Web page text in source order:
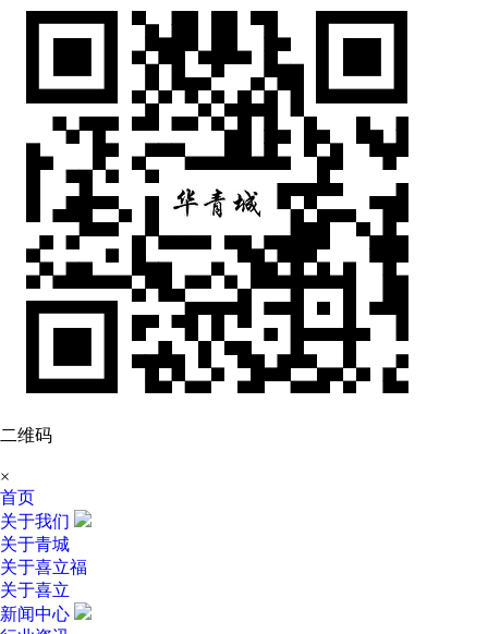
二维码
×
首页
关于我们
关于青城
关于喜立福
关于喜立
新闻中心